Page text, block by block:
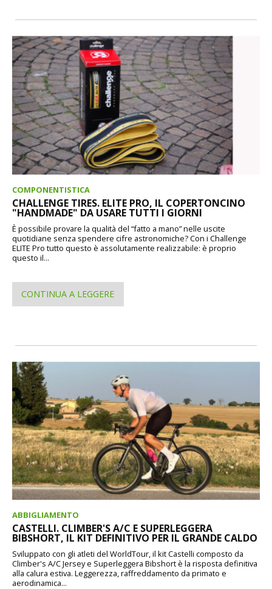
COMPONENTISTICA
CHALLENGE TIRES. ELITE PRO, IL COPERTONCINO
"HANDMADE" DA USARE TUTTI I GIORNI
È possibile provare la qualità del “fatto a mano” nelle uscite
quotidiane senza spendere cifre astronomiche? Con i Challenge
ELITE Pro tutto questo è assolutamente realizzabile: è proprio
questo il...
CONTINUA A LEGGERE
ABBIGLIAMENTO
CASTELLI. CLIMBER'S A/C E SUPERLEGGERA
BIBSHORT, IL KIT DEFINITIVO PER IL GRANDE CALDO
Sviluppato con gli atleti del WorldTour, il kit Castelli composto da
Climber's A/C Jersey e Superleggera Bibshort è la risposta definitiva
alla calura estiva. Leggerezza, raffreddamento da primato e
aerodinamica...